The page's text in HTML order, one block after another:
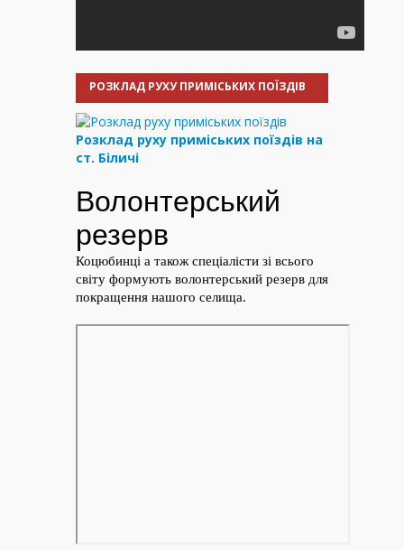
РОЗКЛАД РУХУ ПРИМІСЬКИХ ПОЇЗДІВ
Розклад руху приміських поїздів на
ст. Біличі